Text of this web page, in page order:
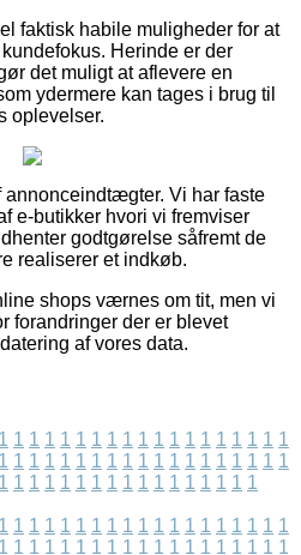
faktisk habile muligheder for at
Herinde er der
det muligt at aflevere en
ydermere kan tages i brug til
oplevelser.
annonceindtægter. Vi har faste
e-butikker hvori vi fremviser
godtgørelse såfremt de
realiserer et indkøb.
shops værnes om tit, men vi
forandringer der er blevet
af vores data.
1 1 1 1 1 1 1 1 1 1 1 1 1 1 1 1 1 1 1
1 1 1 1 1 1 1 1 1 1 1 1 1 1 1 1 1 1 1
1 1 1 1 1 1 1 1 1 1 1 1 1 1 1 1 1
1 1 1 1 1 1 1 1 1 1 1 1 1 1 1 1 1 1 1
1 1 1 1 1 1 1 1 1 1 1 1 1 1 1 1 1 1 1